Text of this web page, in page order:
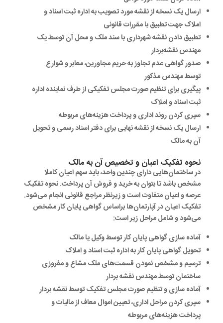
ارسال یک نسخه از نقشه مورد تصویب به اداره ثبت اسناد و
املاک جهت تطبیق با مقررات قانونی
تطبیق دادن نقشه شهرداری با سند ملک و محل آن توسط یک
مهندس نقشه‌بردار
صدور گواهی عدم تجاوز به حریم مجاورین، معابر و شوارع
توسط مهندس مذکور
پیگیری برای تنظیم صورت مجلس تفکیکی از طرف نماینده اداره
ثبت اسناد و املاک
سپری کردن روند اداری و پرداخت هزینه‌های مربوطه
ارسال یک نسخه از نقشه نهایی برای دفتر اسناد رسمی و تحویل
آن به مالک
نحوه تفکیک اعیان و تخصیص آن به مالک
در ساختمان‌هایی دارای چندین واحد، باید سهم اعیان کاملا
مشخص باشد تا بتوان به خرید و فروش آن پرداخت. نحوه تفکیک
عرصه و اعیان متفاوت است و زیرنظر مراجع قانونی انجام می‌شود.
تفکیک اعیان در آپارتمان‌ها براساس گواهی پایان کار مشخص
می‌شود و شامل مراحل زیر است:
آماده سازی گواهی پایان کار توسط وکیل یا مالک
تحویل گواهی پایان کار به اداره ثبت اسناد و املاک
ترسیم و مشخص نمودن قسمت‌های ملک مشاع و مفروزی
ساختمان توسط مهندس نقشه بردار
آماده سازی و تنظیم صورت مجلس تفکیک توسط نقشه بردار
سپری کردن مراحل اداری، تعیین اموال معاف از مالیات و
پرداخت هزینه‌های مربوطه